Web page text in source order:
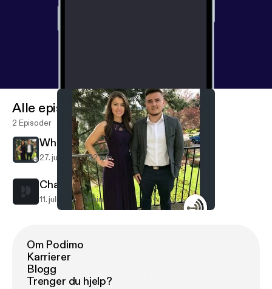
Alle episoder
2 Episoder
White
27. juli 2017 42 min
Champ on trading 1st pick
11. juli 2017 1 min
Om Podimo
Karrierer
Blogg
Trenger du hjelp?